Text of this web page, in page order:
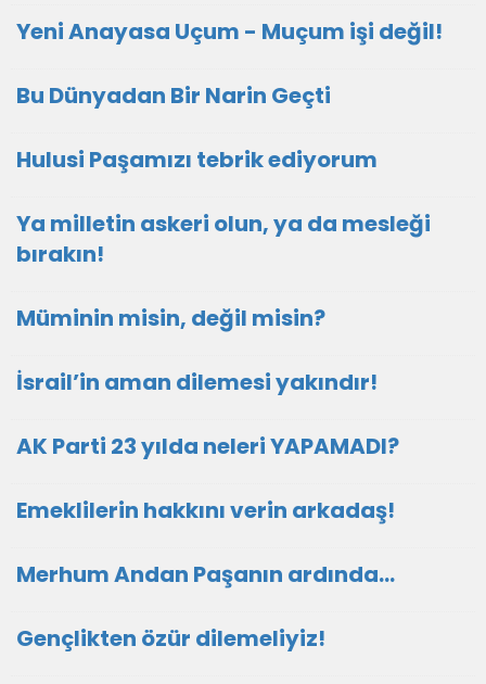
Yeni Anayasa Uçum - Muçum işi değil!
Bu Dünyadan Bir Narin Geçti
Hulusi Paşamızı tebrik ediyorum
Ya milletin askeri olun, ya da mesleği
bırakın!
Müminin misin, değil misin?
İsrail’in aman dilemesi yakındır!
AK Parti 23 yılda neleri YAPAMADI?
Emeklilerin hakkını verin arkadaş!
Merhum Andan Paşanın ardında…
Gençlikten özür dilemeliyiz!